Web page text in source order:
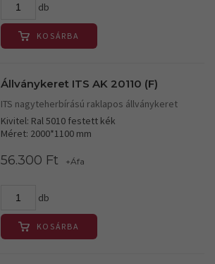
db
KOSÁRBA
Állványkeret ITS AK 20110 (F)
ITS nagyteherbírású raklapos állványkeret
Kivitel: Ral 5010 festett kék
Méret: 2000*1100 mm
56.300 Ft +Áfa
db
KOSÁRBA